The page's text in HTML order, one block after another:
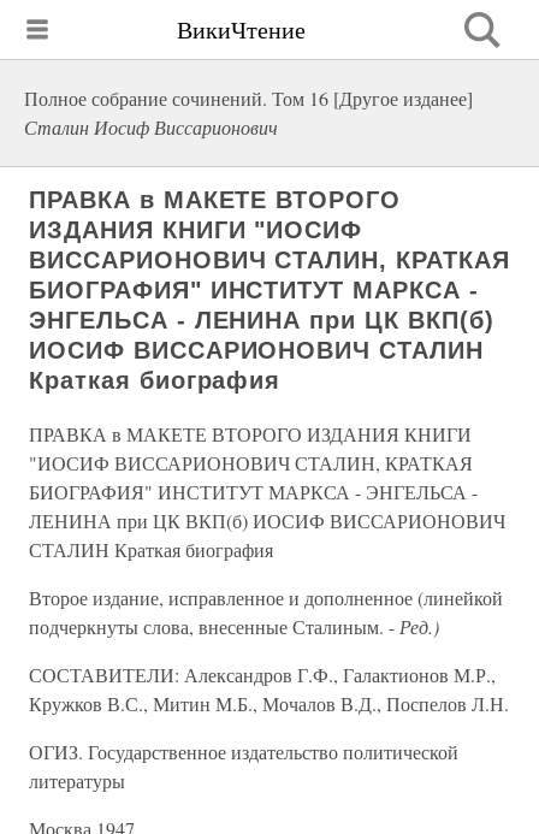
ВикиЧтение
Полное собрание сочинений. Том 16 [Другое изданее]
Сталин Иосиф Виссарионович
ПРАВКА в МАКЕТЕ ВТОРОГО
ИЗДАНИЯ КНИГИ "ИОСИФ
ВИССАРИОНОВИЧ СТАЛИН, КРАТКАЯ
БИОГРАФИЯ" ИНСТИТУТ МАРКСА -
ЭНГЕЛЬСА - ЛЕНИНА при ЦК ВКП(б)
ИОСИФ ВИССАРИОНОВИЧ СТАЛИН
Краткая биография
ПРАВКА в МАКЕТЕ ВТОРОГО ИЗДАНИЯ КНИГИ
"ИОСИФ ВИССАРИОНОВИЧ СТАЛИН, КРАТКАЯ
БИОГРАФИЯ" ИНСТИТУТ МАРКСА - ЭНГЕЛЬСА -
ЛЕНИНА при ЦК ВКП(б) ИОСИФ ВИССАРИОНОВИЧ
СТАЛИН Краткая биография
Второе издание, исправленное и дополненное (линейкой
подчеркнуты слова, внесенные Сталиным. - Ред.)
СОСТАВИТЕЛИ: Александров Г.Ф., Галактионов М.Р.,
Кружков В.С., Митин М.Б., Мочалов В.Д., Поспелов Л.Н.
ОГИЗ. Государственное издательство политической
литературы
Москва 1947